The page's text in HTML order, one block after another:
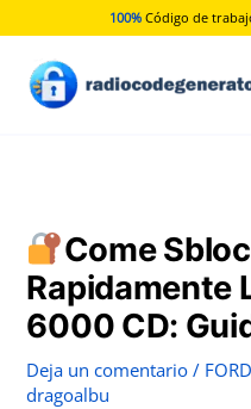
contenido
100% Código de
Come
Rapidamente
6000 CD:
Deja un comentario /
dragoalbu